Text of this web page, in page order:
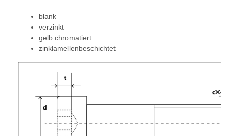
blank
verzinkt
gelb chromatiert
zinklamellenbeschichtet